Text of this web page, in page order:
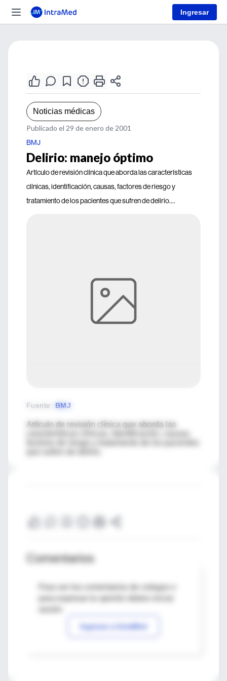
Ingresar
Noticias médicas
Publicado el 29 de enero de 2001
BMJ
Delirio: manejo óptimo
Artículo de revisión clínica que aborda las características
clínicas, identificación, causas, factores de riesgo y
tratamiento de los pacientes que sufren de delirio....
Fuente: BMJ
Artículo de revisión clínica que aborda las
Comentarios
Para ver los comentarios de colegas o
Ingresar a IntraMed